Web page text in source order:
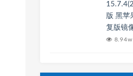
版 黑苹
复版镜